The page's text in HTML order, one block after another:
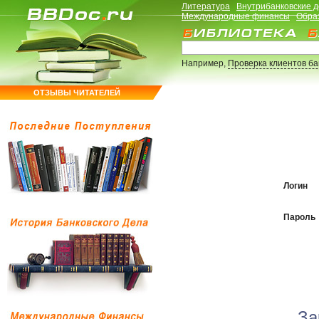
ОТЗЫВЫ ЧИТАТЕЛЕЙ
Литература
Внутрибанковские
Международные финансы
Например,Проверка клиентов
Логин
Пароль